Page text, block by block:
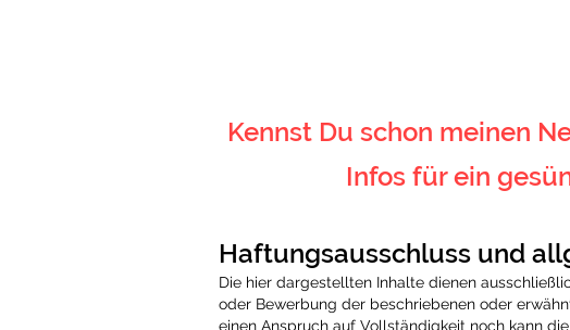
Kennst Du schon meinen
Infos für ein
Haftungsausschluss und
Die hier dargestellten Inhalte dienen
oder Bewerbung der beschriebenen oder
einen Anspruch auf Vollständigkeit noch kann